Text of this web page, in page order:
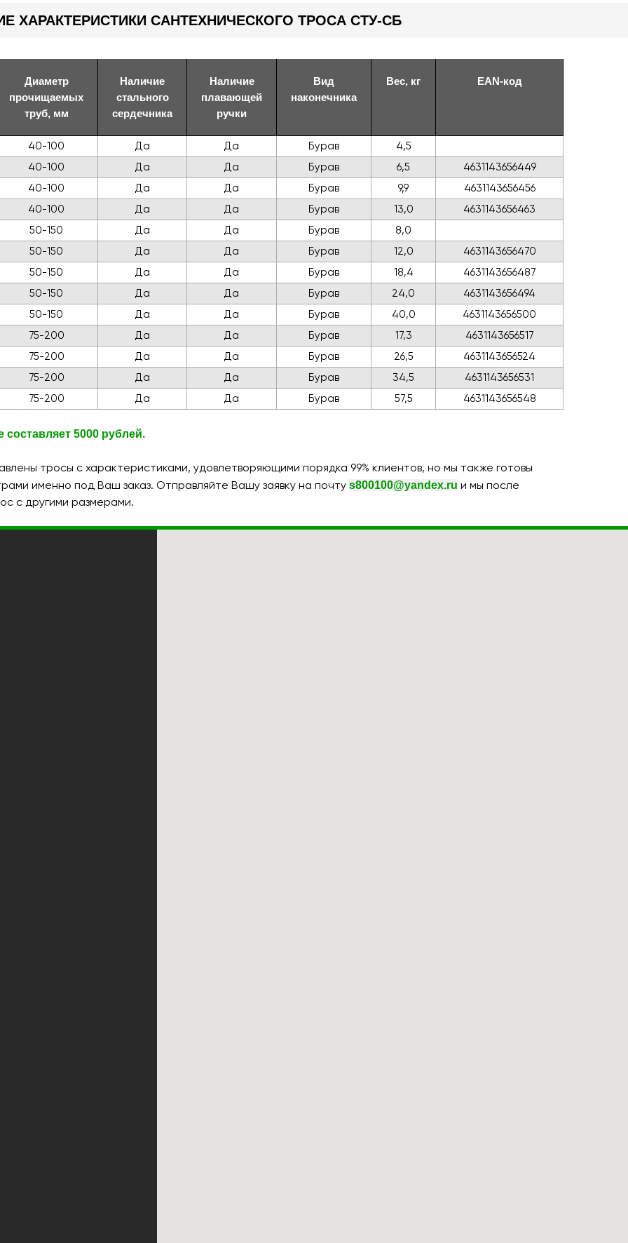
ХАРАКТЕРИСТИКИ САНТЕХНИЧЕСКОГО ТРОСА СТУ-СБ
Диаметр
прочищаемых
труб, мм
Наличие
стального
сердечника
Наличие
плавающей
ручки
Вид
наконечника
Вес, кг EAN-код
40-100 Да Да Бурав
4,5
40-100
Да Да Бурав 6,5
4631143656449
40-100
Да Да Бурав 9,9
4631143656456
40-100
Да Да Бурав 13,0
4631143656463
50-150
Да Да Бурав
8,0
50-150
Да Да Бурав 12,0
4631143656470
50-150
Да Да Бурав 18,4
4631143656487
50-150
Да Да Бурав 24,0
4631143656494
50-150
Да Да Бурав 40,0
4631143656500
75-200
Да Да Бурав 17,3
4631143656517
75-200
Да Да Бурав 26,5
4631143656524
75-200
Да Да Бурав 34,5
4631143656531
75-200
Да Да Бурав 57,5 4631143656548
5000 рублей.
тросы с характеристиками, удовлетворяющими порядка 99% клиентов, но мы также готовы
именно под Ваш заказ. Отправляйте Вашу заявку на почту s800100@yandex.ru и мы после
с другими размерами.